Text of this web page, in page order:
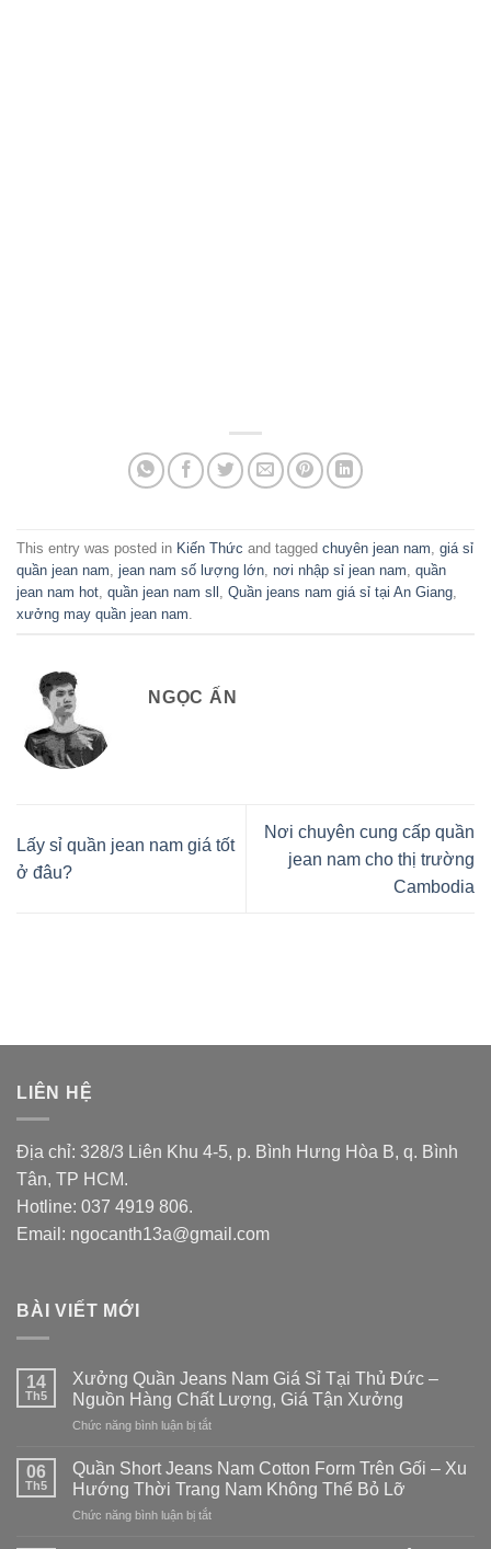
This entry was posted in Kiến Thức and tagged chuyên jean nam giá sỉ
quần jean nam jean nam số lượng lớn nơi nhập sỉ jean nam quần
jean nam hot quần jean nam sll Quần jeans nam giá sỉ tại An Giang
xưởng may quần jean nam
NGỌC ẤN
Lấy sỉ quần jean nam giá tốt
ở đâu?
Nơi chuyên cung cấp quần
jean nam cho thị trường
Cambodia
LIÊN HỆ
Địa chỉ: 328/3 Liên Khu 4-5, p. Bình Hưng Hòa B, q. Bình
Tân, TP HCM.
Hotline: 037 4919 806.
Email: ngocanth13a@gmail.com
BÀI VIẾT MỚI
14
Th5
Xưởng Quần Jeans Nam Giá Sỉ Tại Thủ Đức –
Nguồn Hàng Chất Lượng, Giá Tận Xưởng
Chức năng bình luận bị tắt
Quần
Jeans
Nam
06
Th5
Quần Short Jeans Nam Cotton Form Trên Gối – Xu
Hướng Thời Trang Nam Không Thể Bỏ Lỡ
Chức năng bình luận bị tắt